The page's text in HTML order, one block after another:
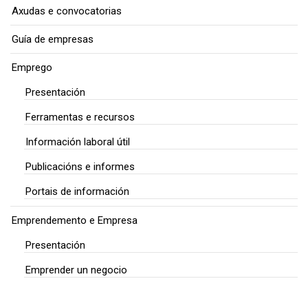
Axudas e convocatorias
Guía de empresas
Emprego
Presentación
Ferramentas e recursos
Información laboral útil
Publicacións e informes
Portais de información
Emprendemento e Empresa
Presentación
Emprender un negocio